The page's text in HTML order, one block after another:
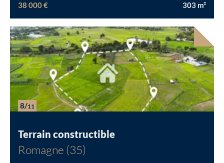
38 000 € 303 m²
8/11
Terrain constructible
Romagne (35)